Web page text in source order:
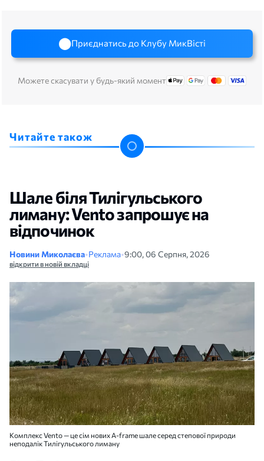
Приєднатись до Клубу МикВісті
Можете скасувати у будь-який момент
Читайте також
Шале біля Тилігульського
лиману: Vento запрошує на
відпочинок
Новини Миколаєва•Реклама•9:00, 06 Серпня, 2026
відкрити в новій вкладці
Комплекс Vento — це сім нових A-frame шале серед степової природи
неподалік Тилігульського лиману